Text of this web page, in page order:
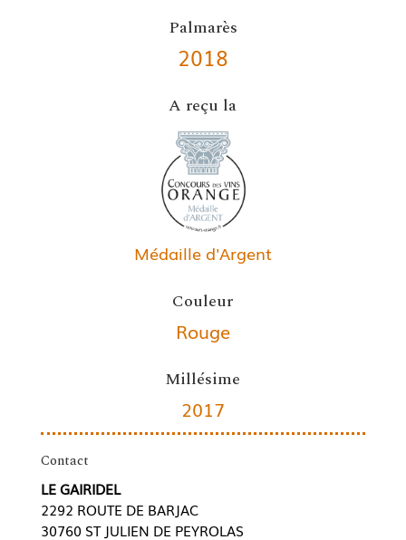
Palmarès
2018
A reçu la
Médaille d'Argent
Couleur
Rouge
Millésime
2017
Contact
LE GAIRIDEL
2292 ROUTE DE BARJAC
30760 ST JULIEN DE PEYROLAS